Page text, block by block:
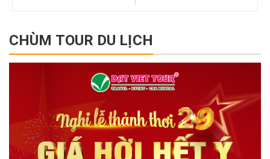
CHÙM TOUR DU LỊCH